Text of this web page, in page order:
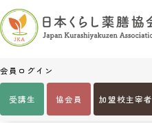
会員ログイン
受講生 協会員 加盟校主宰者
Home image (1)